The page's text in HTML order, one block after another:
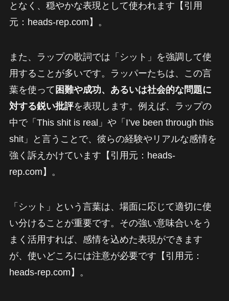
となく、穏やかな表現として使われます【引用
元：heads-rep.com】。
また、ラップの歌詞では「シット」を強調して使
用することが多いです。ラッパーたちは、この言
葉を使って 困難や成功、あるいは社会的な問題に
対する鋭い批評を表現します。例えば、ラップの
中で「This shit is real」や「I’ve been through this
shit」と言うことで、彼らの経験やリアルな感情を
強く訴えかけています【引用元：heads-
rep.com】。
「シット」という言葉は、場面に応じて適切に使
い分けることが重要です。その強い意味合いをう
まく活用すれば、感情を込めた表現ができます
が、使いどころには注意が必要です【引用元：
heads-rep.com】。